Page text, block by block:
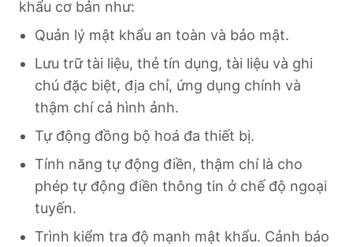
khẩu cơ bản như:
Quản lý mật khẩu an toàn và bảo mật.
Lưu trữ tài liệu, thẻ tín dụng, tài liệu và ghi
chú đặc biệt, địa chỉ, ứng dụng chính và
thậm chí cả hình ảnh.
Tự động đồng bộ hoá đa thiết bị.
Tính năng tự động điền, thậm chí là cho
phép tự động điền thông tin ở chế độ ngoại
tuyến.
Trình kiểm tra độ mạnh mật khẩu. Cảnh báo